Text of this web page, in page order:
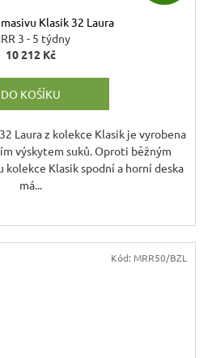
A
Klasik 32 Laura
3 - 5 týdny
10 212 Kč
DO KOŠÍKU
Laura z kolekce Klasik je vyrobena
výskytem suků. Oproti běžným
kolekce Klasik spodní a horní deska
má...
Kód: MRR50/BZL